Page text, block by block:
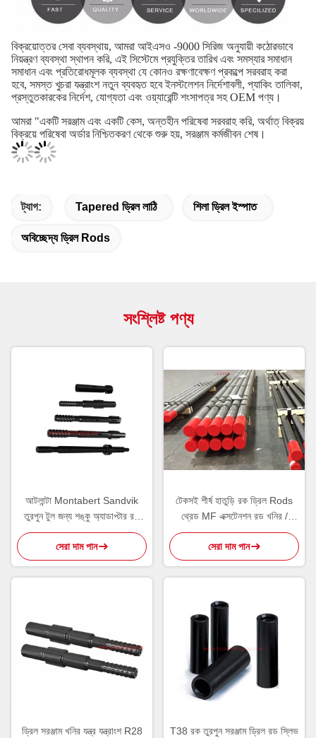
বিক্রয়োত্তর সেবা ব্যবস্থায়, আমরা আইএসও -9000 সিরিজ অনুযায়ী কঠোরভাবে
নিয়ন্ত্রণ ব্যবস্থা স্থাপন করি, এই সিস্টেমে প্রযুক্তির তারিখ এবং সমস্যার সমাধান
সমাধান এবং প্রতিরোধমূলক ব্যবস্থা যে কোনও রক্ষণাবেক্ষণ প্রকল্পে সরবরাহ করা
হবে, সমস্ত খুচরা যন্ত্রাংশ নতুন ব্যবহৃত হবে ইনস্টলেশন নির্দেশাবলী, প্যাকিং তালিকা,
প্রস্তুতকারকের নির্দেশ, যোগ্যতা এবং ওয়্যারেন্টি শংসাপত্র সহ OEM পণ্য।
আমরা "একটি সরঞ্জাম এবং একটি কেস, অন্তহীন পরিষেবা সরবরাহ করি, অর্থাত্ বিক্রয়
বিক্রয়ে পরিষেবা অর্ডার নিশ্চিতকরণ থেকে শুরু হয়, সরঞ্জাম কর্মজীবন শেষ।
ট্যাগ: Tapered ড্রিল লাঠি শিলা ড্রিল ইস্পাত
অবিচ্ছেদ্য ড্রিল Rods
সংশ্লিষ্ট পণ্য
আটলান্টা Montabert Sandvik
তুরপুন টুল জন্য শঙ্কু অ্যাডাপ্টার রক
ড্রিল Rods
সেরা দাম পান
টেকসই শীর্ষ হাতুড়ি রক ড্রিল Rods
থ্রেড MF এক্সটেনশন রড খনির /
ব্লাস্টিং জন্য
সেরা দাম পান
ড্রিল সরঞ্জাম খনির যন্ত্র যন্ত্রাংশ R28
T38 রক তুরপুন সরঞ্জাম ড্রিল রড স্লিভ